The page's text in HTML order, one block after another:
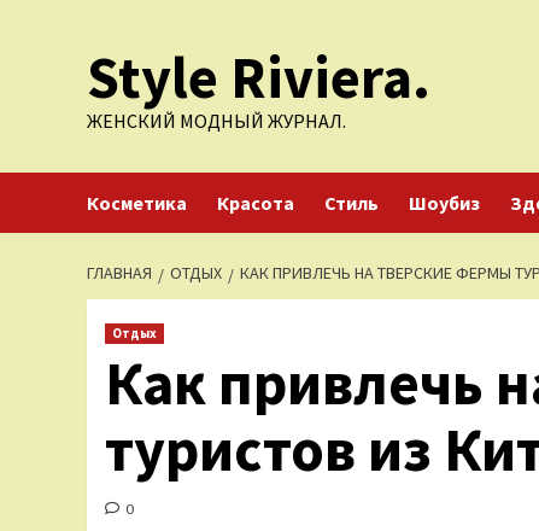
содержимомуStyle Riviera.
ЖЕНСКИЙ МОДНЫЙ ЖУРНАЛ.
Косметика Красота Стиль Шоубиз
ГЛАВНАЯ ОТДЫХ КАК ПРИВЛЕЧЬ НА ТВЕРСКИЕ ФЕРМЫ
Отдых
Как привлечь
туристов из
0